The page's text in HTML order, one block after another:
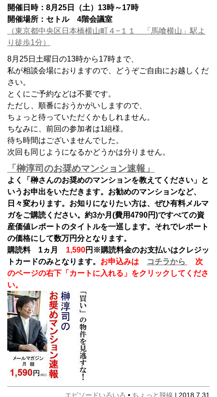
開催日時：8月25日（土）13時～17時
開催場所：セトル 4階会議室
（東京都中央区日本橋横山町４−１１ 「馬喰横山」駅よ
り徒歩1分）
8月25日土曜日の13時から17時まで、
私が相談会場におりますので、どうぞご自由にお越しくだ
さい。
とくにご予約などは不要です。
ただし、順番におうかがいしますので、
ちょっと待っていただくかもしれません。
ちなみに、前回の参加者は1組様。
待ち時間はございませんでした。
次回も同じようになるかどうかは分りません。
「榊淳司のお奨めマンション速報」
よく「榊さんのお奨めのマンションを教えてください」と
いうお申出をいただきます。お勧めのマンションなど、
日々変わります。お知りになりたい方は、ぜひ有料メルマ
ガをご購読ください。約3か月(費用4790円)ですべての資
産価値レポートのタイトルを一巡します。それでレポート
の価格にして数万円分となります。
購読料 1ヵ月 1,590円 ※購読料金のお支払いはクレジッ
トカードのみとなります。 お申込みは コチラから
次
のページの右下「カートに入れる」をクリックしてくださ
い。
エピソードいろいろ • ちょっと脱線 | 2018.7.31